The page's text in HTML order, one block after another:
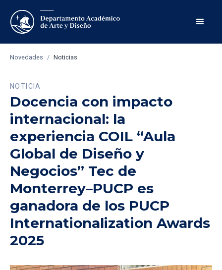
Novedades / Noticias
NOTICIA
Docencia con impacto
internacional: la
experiencia COIL “Aula
Global de Diseño y
Negocios” Tec de
Monterrey–PUCP es
ganadora de los PUCP
Internationalization Awards
2025